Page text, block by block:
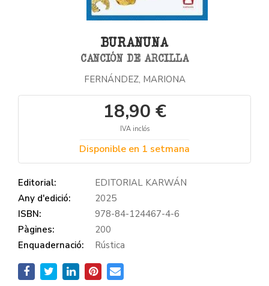
BURANUNA
CANCIÓN DE ARCILLA
FERNÁNDEZ, MARIONA
18,90 €
IVA inclós
Disponible en 1 setmana
Editorial:
EDITORIAL KARWÁN
Any d'edició:
2025
ISBN:
978-84-124467-4-6
Pàgines:
200
Enquadernació:
Rústica